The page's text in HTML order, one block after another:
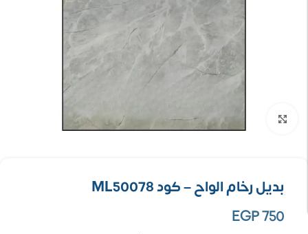
تكبير الصورة
بديل رخام الواح – كود ML50078
EGP750